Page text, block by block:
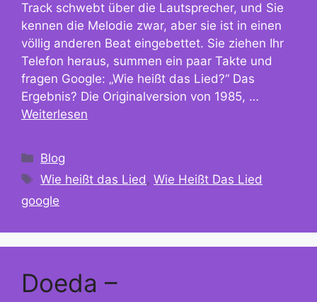
Track schwebt über die Lautsprecher, und Sie
kennen die Melodie zwar, aber sie ist in einen
völlig anderen Beat eingebettet. Sie ziehen Ihr
Telefon heraus, summen ein paar Takte und
fragen Google: „Wie heißt das Lied?“ Das
Ergebnis? Die Originalversion von 1985, …
Weiterlesen
Kategorien
Blog
Schlagwörter
Wie heißt das Lied,Wie Heißt Das Lied
google
Doeda –